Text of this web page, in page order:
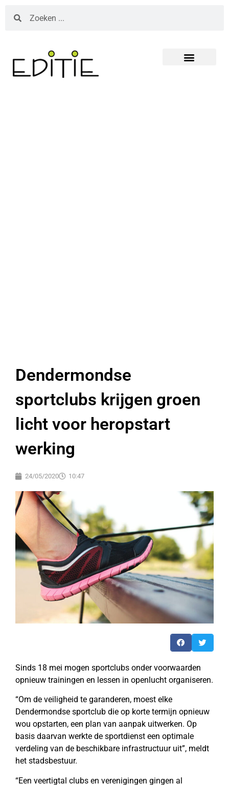
Dendermondse
sportclubs krijgen groen
licht voor heropstart
werking
24/05/2020 10:47
Sinds 18 mei mogen sportclubs onder voorwaarden
opnieuw trainingen en lessen in openlucht organiseren.
“Om de veiligheid te garanderen, moest elke
Dendermondse sportclub die op korte termijn opnieuw
wou opstarten, een plan van aanpak uitwerken. Op
basis daarvan werkte de sportdienst een optimale
verdeling van de beschikbare infrastructuur uit”, meldt
het stadsbestuur.
“Een veertigtal clubs en verenigingen gingen al